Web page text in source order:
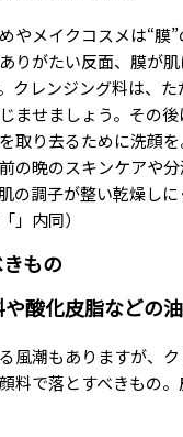
やメイクコスメは“膜”
りがたい反面、膜が
クレンジング料は、
ませましょう。その
取り去るために洗顔
の晩のスキンケアや
の調子が整い乾燥しに
」内同）
もの
酸化皮脂などの
風潮もありますが、
料で落とすべきもの